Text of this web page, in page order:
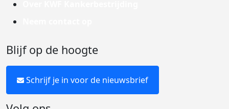
Blijf op de hoogte
Schrijf je in voor de nieuwsbrief